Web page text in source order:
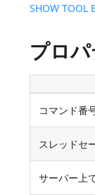
SHOW TOOL
プロパ
コマンド番
スレッドセ
サーバー上